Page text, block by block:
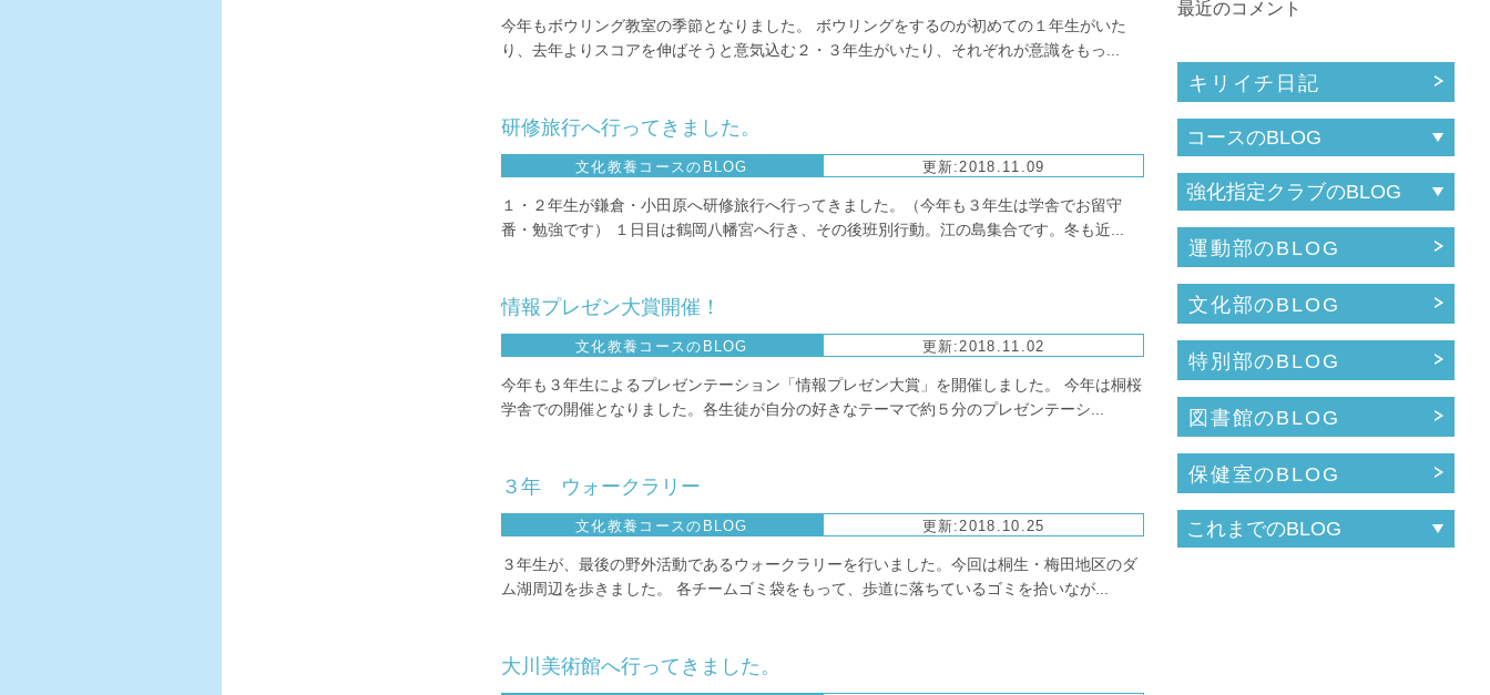
今年もボウリング教室の季節となりました。 ボウリングをするのが初めての１年生がいた
り、去年よりスコアを伸ばそうと意気込む２・３年生がいたり、それぞれが意識をもっ...
研修旅行へ行ってきました。
文化教養コースのBLOG 更新:2018.11.09
１・２年生が鎌倉・小田原へ研修旅行へ行ってきました。（今年も３年生は学舎でお留守
番・勉強です） １日目は鶴岡八幡宮へ行き、その後班別行動。江の島集合です。冬も近...
情報プレゼン大賞開催！
文化教養コースのBLOG 更新:2018.11.02
今年も３年生によるプレゼンテーション「情報プレゼン大賞」を開催しました。 今年は桐桜
学舎での開催となりました。各生徒が自分の好きなテーマで約５分のプレゼンテーシ...
３年 ウォークラリー
文化教養コースのBLOG 更新:2018.10.25
３年生が、最後の野外活動であるウォークラリーを行いました。今回は桐生・梅田地区のダ
ム湖周辺を歩きました。 各チームゴミ袋をもって、歩道に落ちているゴミを拾いなが...
大川美術館へ行ってきました。
最近のコメント
キリイチ日記
運動部のBLOG
文化部のBLOG
特別部のBLOG
図書館のBLOG
保健室のBLOG